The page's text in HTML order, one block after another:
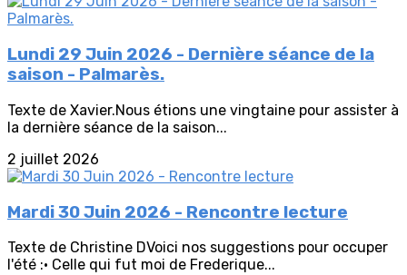
Lundi 29 Juin 2026 - Dernière séance de la
saison - Palmarès.
Texte de Xavier.Nous étions une vingtaine pour assister à
la dernière séance de la saison...
2 juillet 2026
Mardi 30 Juin 2026 - Rencontre lecture
Texte de Christine DVoici nos suggestions pour occuper
l'été :• Celle qui fut moi de Frederique...